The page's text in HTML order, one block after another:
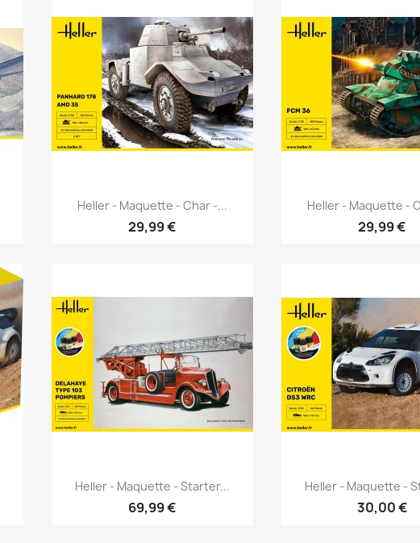
 Aperçu rapide
Heller - Maquette - Char -...
29,99 €
 Aperçu
Heller - Maquette -
29,99 €
Aperçu rapide
Heller - Maquette - Starter...
69,99 €
Aperçu
Heller - Maquette -
30,00 €